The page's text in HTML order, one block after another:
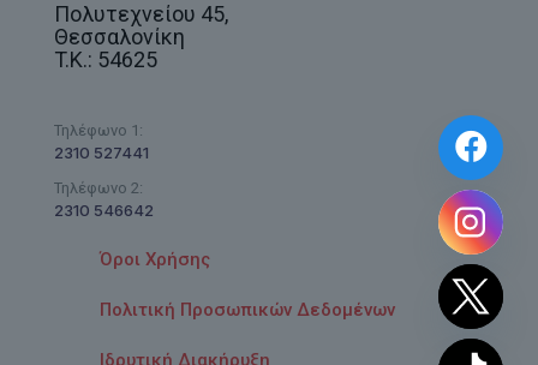
Πολυτεχνείου 45,
Θεσσαλονίκη
T.K.: 54625
2310 527441
Τηλέφωνο 1:
2310 546642
Τηλέφωνο 2:
Όροι Χρήσης
Πολιτική Προσωπικών Δεδομένων
Ιδρυτική Διακήρυξη